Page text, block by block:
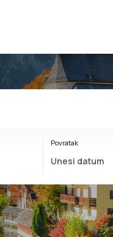
Povratak